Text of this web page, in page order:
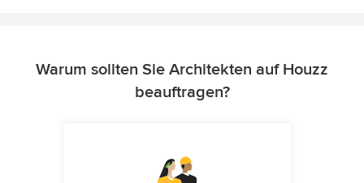
Warum sollten Sie Architekten auf Houzz
beauftragen?